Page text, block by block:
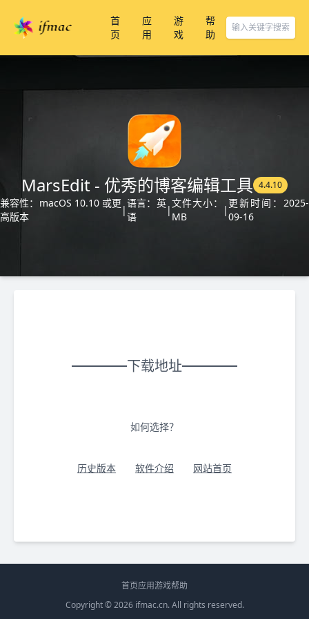
首
页
应
用
游
戏
帮
助
MarsEdit - 优秀的博客编辑工具 4.4.10
兼容性：macOS 10.10 或更
高版本
|
语言：英
语
|
文件大小：
MB
|
更新时间：2025-
09-16
下载地址
如何选择？
历史版本 软件介绍 网站首页
首页应用游戏帮助
Copyright © 2026 ifmac.cn. All rights reserved.